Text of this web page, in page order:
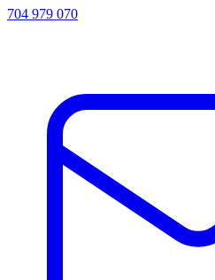
704 979 070